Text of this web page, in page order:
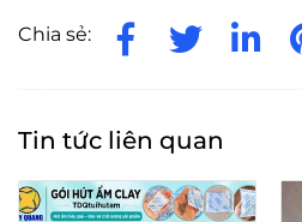
Chia sẻ:
Tin tức liên quan